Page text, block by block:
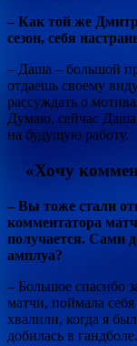
– Как той же
сезон, себя
– Даша – большой
отдаешь своему
рассуждать о
Думаю, сейчас Даша
на будущую работу.
«Хочу
– Вы тоже стали
комментатора
получается. Сами
амплуа?
– Большое спасибо
матчи, поймала
хвалили, когда я
добилась в